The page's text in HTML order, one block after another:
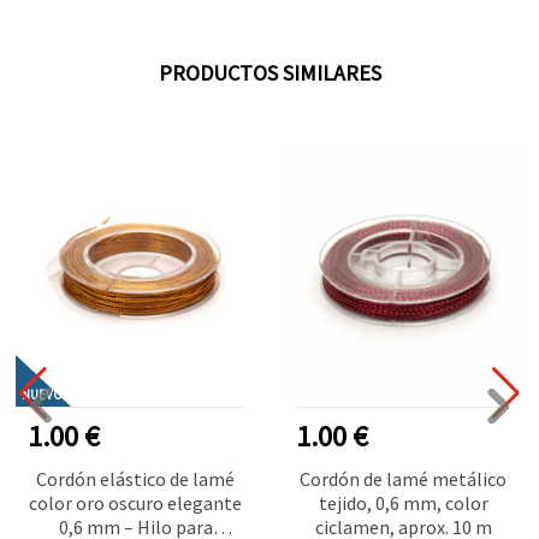
PRODUCTOS SIMILARES
NUEVO
1.00 €
Cordón elástico de lamé
color oro oscuro elegante
0,6 mm – Hilo para
1.00 €
Cordón de lamé metálico
tejido, 0,6 mm, color
ciclamen, aprox. 10 m